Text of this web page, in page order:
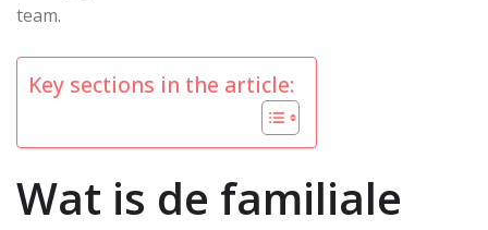
team.
Key sections in the article:
Wat is de familiale